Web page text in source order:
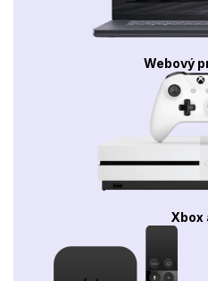
Webový
Xbox